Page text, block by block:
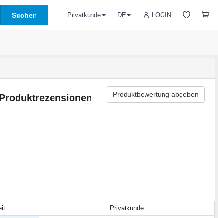
Suchen LOGIN
Privatkunde DE
Produktrezensionen Produktbewertung abgeben
Privatkunde